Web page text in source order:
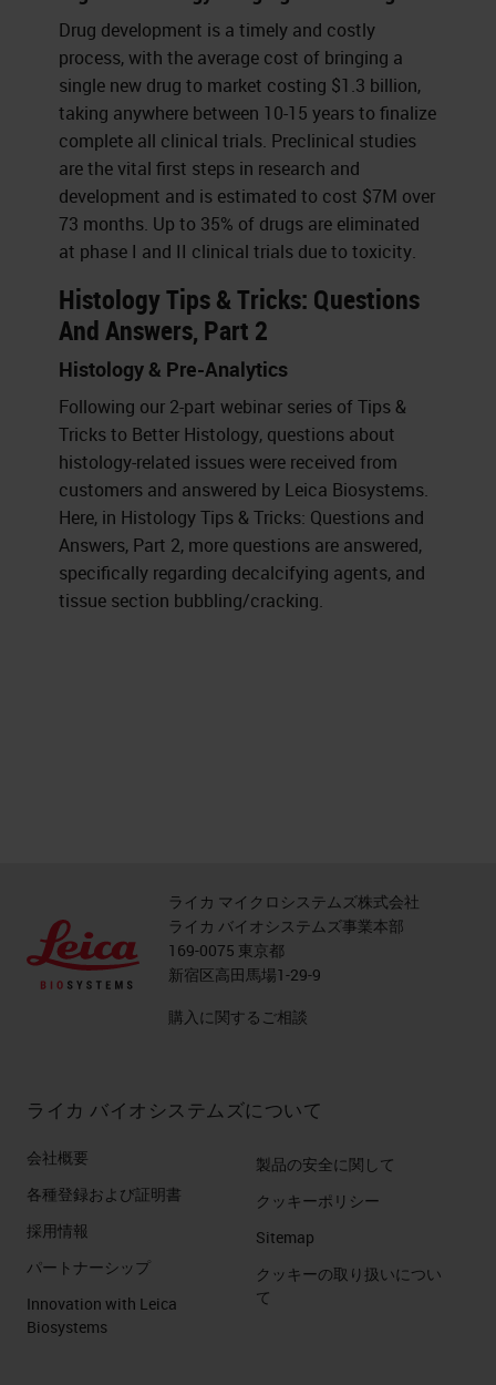
Drug development is a timely and costly
process, with the average cost of bringing a
single new drug to market costing $1.3 billion,
taking anywhere between 10-15 years to finalize
complete all clinical trials. Preclinical studies
are the vital first steps in research and
development and is estimated to cost $7M over
73 months. Up to 35% of drugs are eliminated
at phase I and II clinical trials due to toxicity.
Histology Tips & Tricks: Questions
And Answers, Part 2
Histology & Pre-Analytics
Following our 2-part webinar series of Tips &
Tricks to Better Histology, questions about
histology-related issues were received from
customers and answered by Leica Biosystems.
Here, in Histology Tips & Tricks: Questions and
Answers, Part 2, more questions are answered,
specifically regarding decalcifying agents, and
tissue section bubbling/cracking.
ライカ マイクロシステムズ株式会社
ライカ バイオシステムズ事業本部
169-0075 東京都
新宿区高田馬場1-29-9
購入に関するご相談
ライカ バイオシステムズについて
会社概要
各種登録および証明書
採用情報
パートナーシップ
Innovation with Leica
Biosystems
製品の安全に関して
クッキーポリシー
Sitemap
クッキーの取り扱いについ
て